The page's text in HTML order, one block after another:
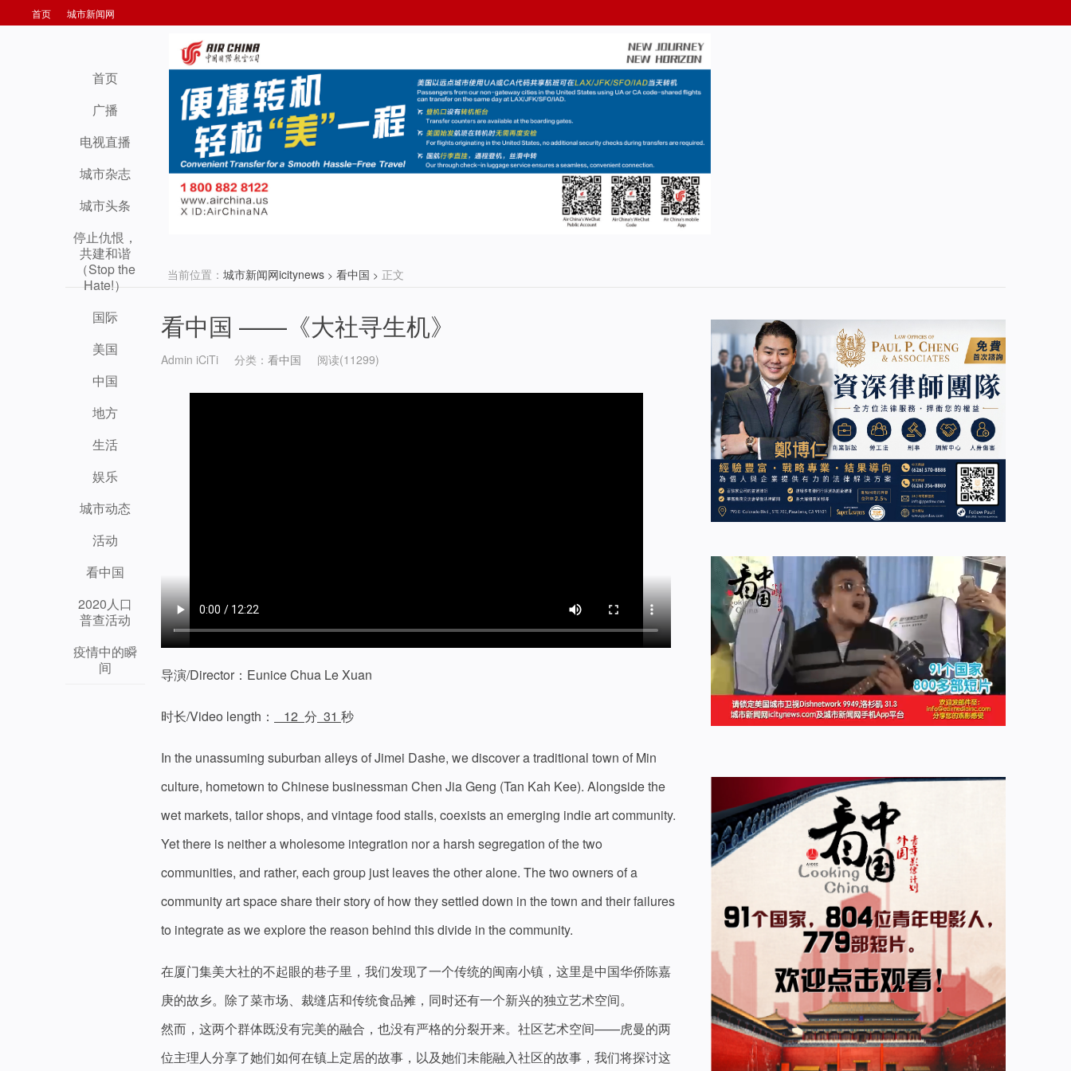
首页 城市新闻网
当前位置： 城市新闻网icitynews > 看中国 > 正文
首页
广播
电视直播
城市杂志
城市头条
停止仇恨，
共建和谐
（Stop the
Hate!）
国际
美国
中国
地方
生活
娱乐
城市动态
活动
看中国
2020人口
普查活动
疫情中的瞬
间
看中国 ——《大社寻生机》
Admin iCiTi 分类： 看中国 阅读(11299)
导演/Director：Eunice Chua Le Xuan
时长/Video length： 12 分 31 秒
In the unassuming suburban alleys of Jimei Dashe, we discover a traditional town of Min
culture, hometown to Chinese businessman Chen Jia Geng (Tan Kah Kee). Alongside the
wet markets, tailor shops, and vintage food stalls, coexists an emerging indie art community.
Yet there is neither a wholesome integration nor a harsh segregation of the two
communities, and rather, each group just leaves the other alone. The two owners of a
community art space share their story of how they settled down in the town and their failures
to integrate as we explore the reason behind this divide in the community.
在厦门集美大社的不起眼的巷子里，我们发现了一个传统的闽南小镇，这里是中国华侨陈嘉
庚的故乡。除了菜市场、裁缝店和传统食品摊，同时还有一个新兴的独立艺术空间。
然而，这两个群体既没有完美的融合，也没有严格的分裂开来。社区艺术空间——虎曼的两
位主理人分享了她们如何在镇上定居的故事，以及她们未能融入社区的故事，我们将探讨这